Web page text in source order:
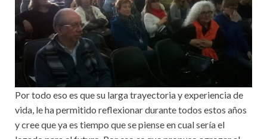
Por todo eso es que su larga trayectoria y experiencia de
vida, le ha permitido reflexionar durante todos estos años
y cree que ya es tiempo que se piense en cual sería el